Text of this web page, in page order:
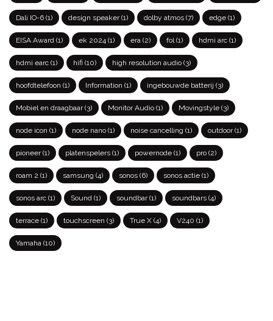
Dali IO-6 (1) design speaker(1) dolby atmos (7) edge (1)
EISA Award (1) ek 2024 (1) era (2) fol(1) hdmi arc (1)
hdmi earc (1) hifi (10) high resolution audio (3)
hoofdtelefoon (1) Information (1) ingebouwde batterij (3)
Mobiel en draagbaar(3) Monitor Audio (1) Movingstyle (3)
node icon (1) node nano (1) noise cancelling (1) outdoor(1)
pioneer(1) platenspelers (1) powernode (1) pro (2)
roam 2 (1) samsung (4) sonos (6) sonos actie (1)
sonos arc (1) Sound (1) soundbar(1) soundbars (4)
terrace (1) touchscreen (3) True X (4) V240 (1)
Yamaha (10)